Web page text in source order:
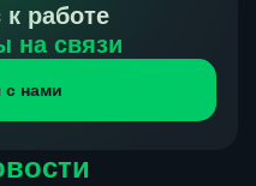
а на другой части
сайте, является
напиши в онлайн-
работе
на связи
с нами